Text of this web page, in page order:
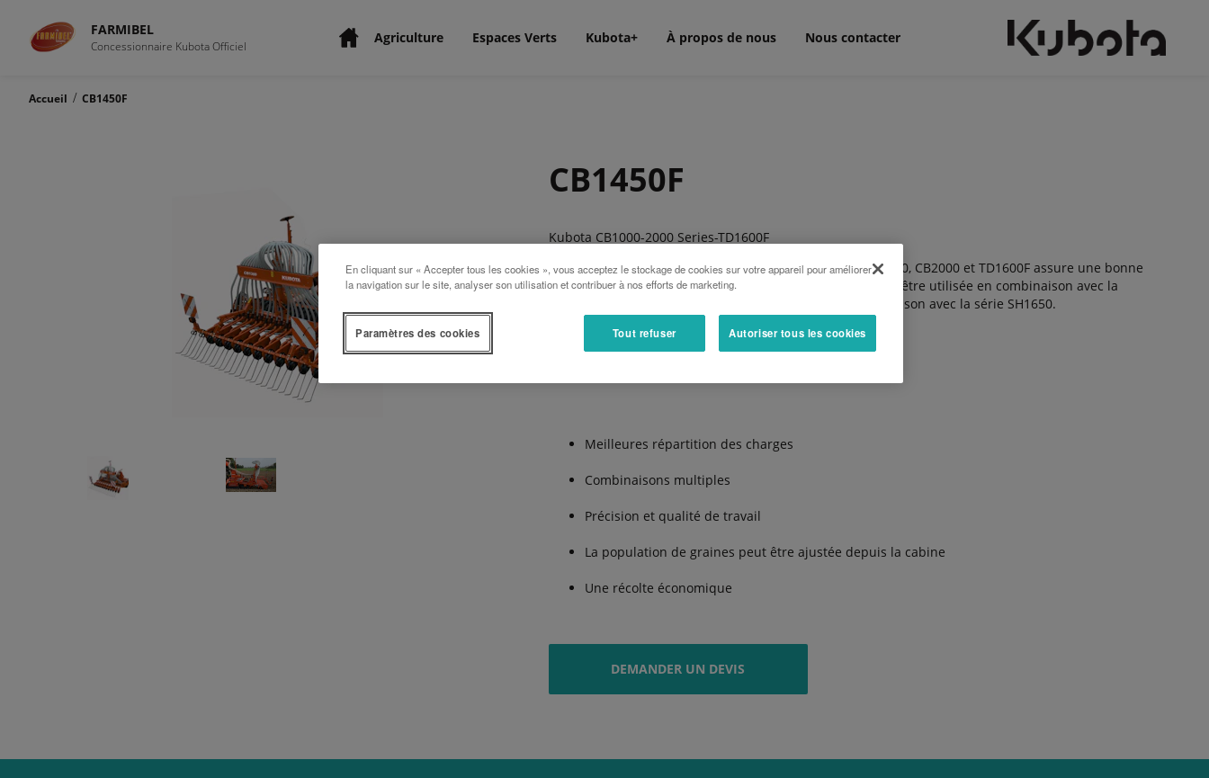
FARMIBEL
Concessionnaire Kubota Officiel Agriculture Espaces Verts Kubota+ À propos de nous Nous contacter
Accueil / CB1450F
CB1450F
Kubota CB1000-2000 Series-TD1600F
La structure modulaire des barres de semis Kubota CB1000, CB2000 et TD1600F assure une bonne
répartition du poids sur la machine. La série CB1000 peut être utilisée en combinaison avec la
Kubota SH1150; et la série CB2000 et TD1600F en combinaison avec la série SH1650.
Meilleures répartition des charges
Combinaisons multiples
Précision et qualité de travail
La population de graines peut être ajustée depuis la cabine
Une récolte économique
DEMANDER UN DEVIS
En cliquant sur « Accepter tous les cookies », vous acceptez le stockage de cookies sur votre appareil pour améliorer
la navigation sur le site, analyser son utilisation et contribuer à nos efforts de marketing.
Tout refuser Autoriser tous les cookies
Paramètres des cookies